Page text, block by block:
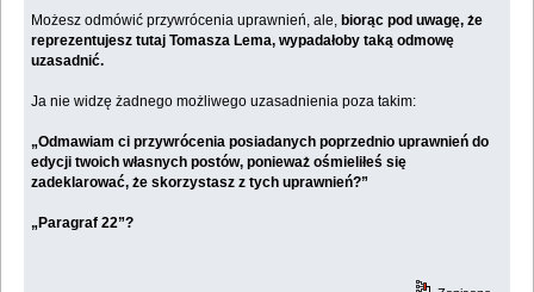
Możesz odmówić przywrócenia uprawnień, ale, biorąc pod uwagę, że
reprezentujesz tutaj Tomasza Lema, wypadałoby taką odmowę
uzasadnić.
Ja nie widzę żadnego możliwego uzasadnienia poza takim:
„Odmawiam ci przywrócenia posiadanych poprzednio uprawnień do
edycji twoich własnych postów, ponieważ ośmieliłeś się
zadeklarować, że skorzystasz z tych uprawnień?”
„Paragraf 22”?